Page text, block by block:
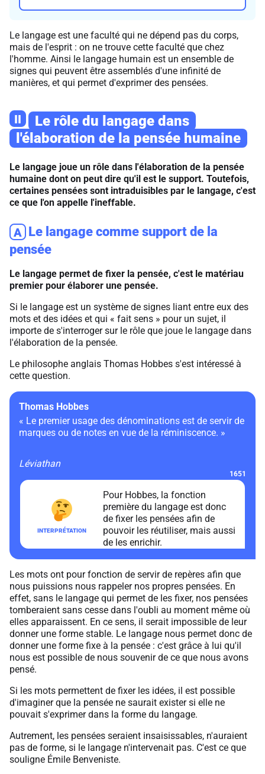
Le langage est une faculté qui ne dépend pas du corps,
mais de l'esprit : on ne trouve cette faculté que chez
l'homme. Ainsi le langage humain est un ensemble de
signes qui peuvent être assemblés d'une infinité de
manières, et qui permet d'exprimer des pensées.
II
Le rôle du langage dans
l'élaboration de la pensée humaine
Le langage joue un rôle dans l'élaboration de la pensée
humaine dont on peut dire qu'il est le support. Toutefois,
certaines pensées sont intraduisibles par le langage, c'est
ce que l'on appelle l'ineffable.
A Le langage comme support de la
pensée
Le langage permet de fixer la pensée, c'est le matériau
premier pour élaborer une pensée.
Si le langage est un système de signes liant entre eux des
mots et des idées et qui « fait sens » pour un sujet, il
importe de s'interroger sur le rôle que joue le langage dans
l'élaboration de la pensée.
Le philosophe anglais Thomas Hobbes s'est intéressé à
cette question.
« Le premier usage des dénominations est de servir de
marques ou de notes en vue de la réminiscence. »
Thomas Hobbes
Léviathan
1651
Pour Hobbes, la fonction
première du langage est donc
de fixer les pensées afin de
pouvoir les réutiliser, mais aussi
de les enrichir.
Les mots ont pour fonction de servir de repères afin que
nous puissions nous rappeler nos propres pensées. En
effet, sans le langage qui permet de les fixer, nos pensées
tomberaient sans cesse dans l'oubli au moment même où
elles apparaissent. En ce sens, il serait impossible de leur
donner une forme stable. Le langage nous permet donc de
donner une forme fixe à la pensée : c'est grâce à lui qu'il
nous est possible de nous souvenir de ce que nous avons
pensé.
Si les mots permettent de fixer les idées, il est possible
d'imaginer que la pensée ne saurait exister si elle ne
pouvait s'exprimer dans la forme du langage.
Autrement, les pensées seraient insaisissables, n'auraient
pas de forme, si le langage n'intervenait pas. C'est ce que
souligne Émile Benveniste.